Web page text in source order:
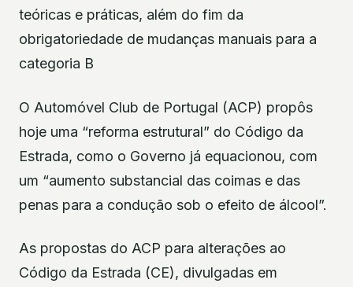
teóricas e práticas, além do fim da
obrigatoriedade de mudanças manuais para a
categoria B
O Automóvel Club de Portugal (ACP) propôs
hoje uma “reforma estrutural” do Código da
Estrada, como o Governo já equacionou, com
um “aumento substancial das coimas e das
penas para a condução sob o efeito de álcool”.
As propostas do ACP para alterações ao
Código da Estrada (CE), divulgadas em